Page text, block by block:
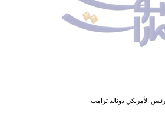
الأمريكي دونالد ترامب